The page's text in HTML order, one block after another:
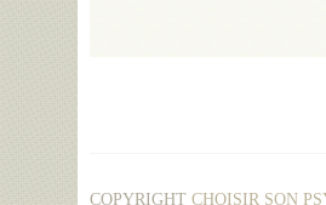
COPYRIGHT CHOISIR SON